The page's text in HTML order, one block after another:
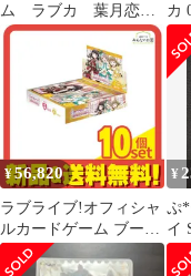
ム ラブカ 葉月恋
SEC
カ
(ホ
¥56,820
ラブライブ!オフィシャ
ルカードゲーム ブース
ターパック Royal
Holiday 10パック入BOX
¥
ぷ*
イ
ラ